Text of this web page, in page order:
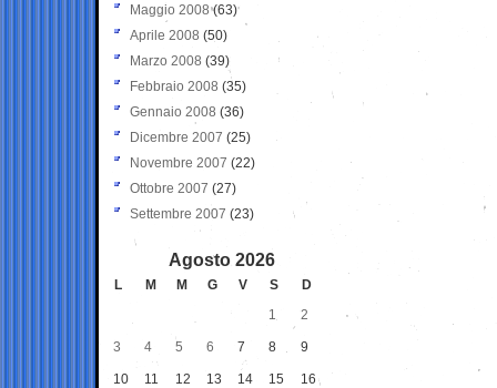
Maggio 2008(63)
Aprile 2008 (50)
Marzo 2008 (39)
Febbraio 2008 (35)
Gennaio 2008 (36)
Dicembre 2007 (25)
Novembre 2007 (22)
Ottobre 2007 (27)
Settembre 2007 (23)
Agosto 2026
L M M G V S
D
1
2
3 4 5 6 7 8 9
10 11 12 13 14 15 16